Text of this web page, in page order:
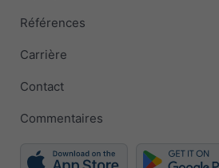
Références
Carrière
Contact
Commentaires